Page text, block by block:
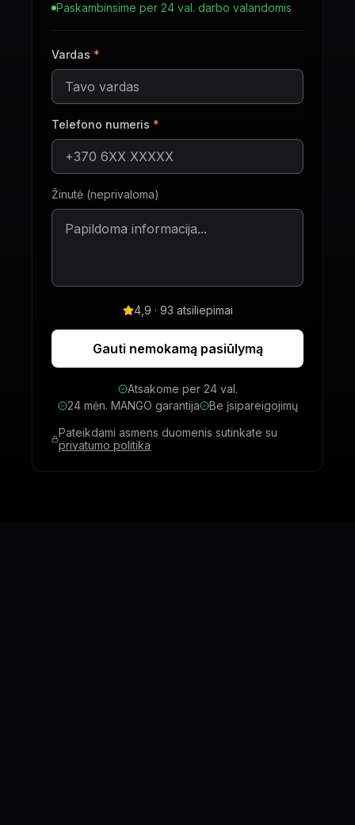
Paskambinsime per 24 val. darbo valandomis
Vardas *
Telefono numeris *
Žinutė (neprivaloma)
4,9 · 93 atsiliepimai
Gauti nemokamą pasiūlymą
Atsakome per 24 val.
24 mėn. MANGO garantija
Be įsipareigojimų
Pateikdami asmens duomenis sutinkate su
privatumo politika